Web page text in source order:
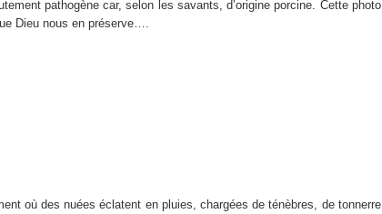
pathogène car, selon les savants, d’origine porcine. Cette photo
Dieu nous en préserve….
où des nuées éclatent en pluies, chargées de ténèbres, de tonnerre